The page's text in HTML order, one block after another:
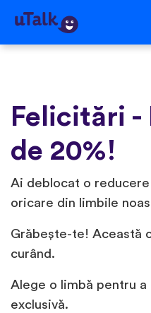
Felicitări -
de 20%!
Ai deblocat o
oricare din limbile
Grăbește-te! Această
curând.
Alege o limbă pentru
exclusivă.